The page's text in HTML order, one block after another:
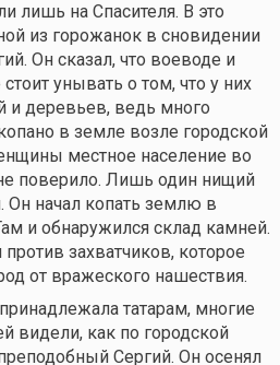
лишь на Спасителя. В это
из горожанок в сновидении
Он сказал, что воеводе и
унывать о том, что у них
и деревьев, ведь много
в земле возле городской
местное население во
поверило. Лишь один нищий
Он начал копать землю в
и обнаружился склад камней.
захватчиков, которое
от вражеского нашествия.
татарам, многие
видели, как по городской
Сергий. Он осенял